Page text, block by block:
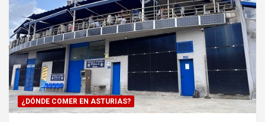
¿DÓNDE COMER EN ASTURIAS?